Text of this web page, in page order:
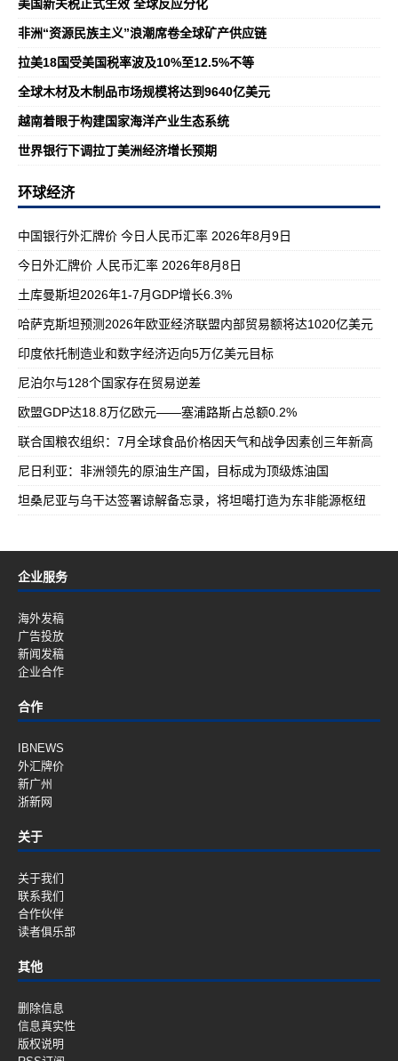
美国新关税正式生效 全球反应分化
非洲“资源民族主义”浪潮席卷全球矿产供应链
拉美18国受美国税率波及10%至12.5%不等
全球木材及木制品市场规模将达到9640亿美元
越南着眼于构建国家海洋产业生态系统
世界银行下调拉丁美洲经济增长预期
环球经济
中国银行外汇牌价 今日人民币汇率 2026年8月9日
今日外汇牌价 人民币汇率 2026年8月8日
土库曼斯坦2026年1-7月GDP增长6.3%
哈萨克斯坦预测2026年欧亚经济联盟内部贸易额将达1020亿美元
印度依托制造业和数字经济迈向5万亿美元目标
尼泊尔与128个国家存在贸易逆差
欧盟GDP达18.8万亿欧元——塞浦路斯占总额0.2%
联合国粮农组织：7月全球食品价格因天气和战争因素创三年新高
尼日利亚：非洲领先的原油生产国，目标成为顶级炼油国
坦桑尼亚与乌干达签署谅解备忘录，将坦噶打造为东非能源枢纽
企业服务
海外发稿
广告投放
新闻发稿
企业合作
合作
IBNEWS
外汇牌价
新广州
浙新网
关于
关于我们
联系我们
合作伙伴
读者俱乐部
其他
删除信息
信息真实性
版权说明